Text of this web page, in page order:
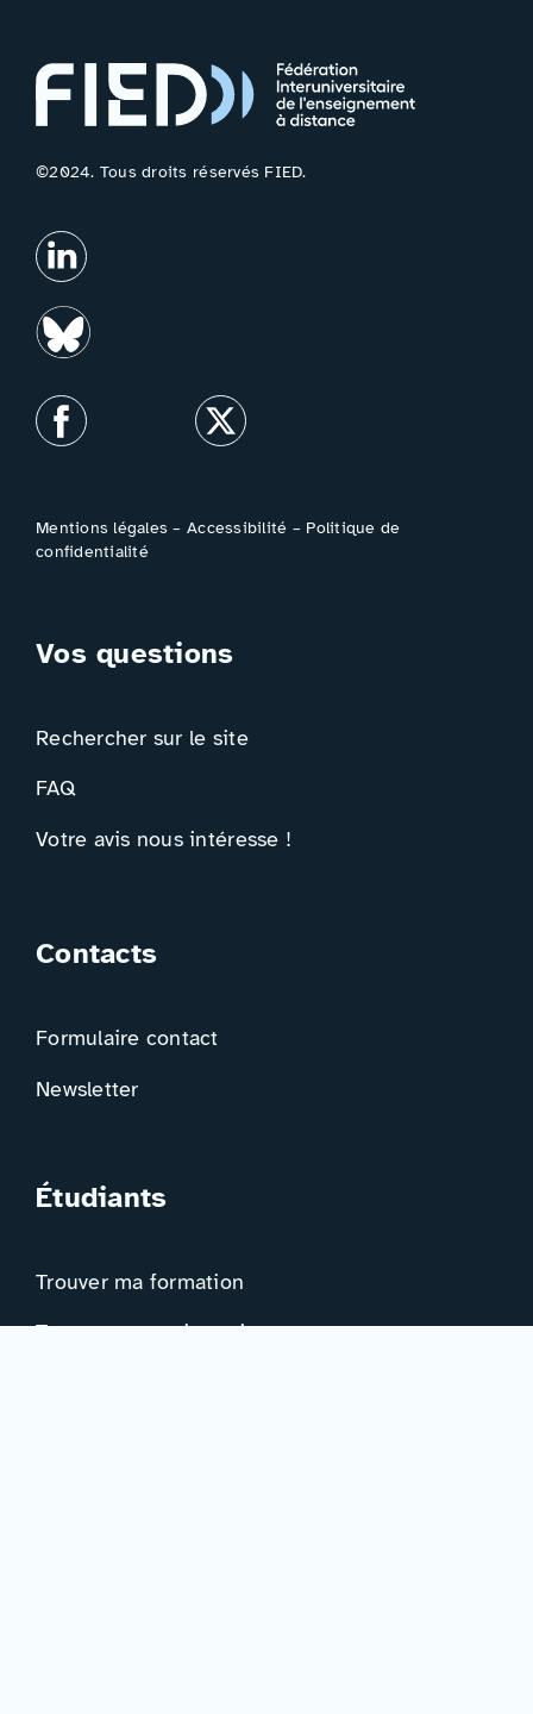
©2024. Tous droits réservés FIED.
Mentions légales –Accessibilité – Politique de
confidentialité
Vos questions
Rechercher sur le site
FAQ
Votre avis nous intéresse !
Contacts
Formulaire contact
Newsletter
Étudiants
Trouver ma formation
Trouver mon orientation